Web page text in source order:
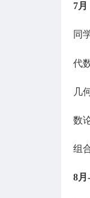
7
同
代
几
数
组
8月